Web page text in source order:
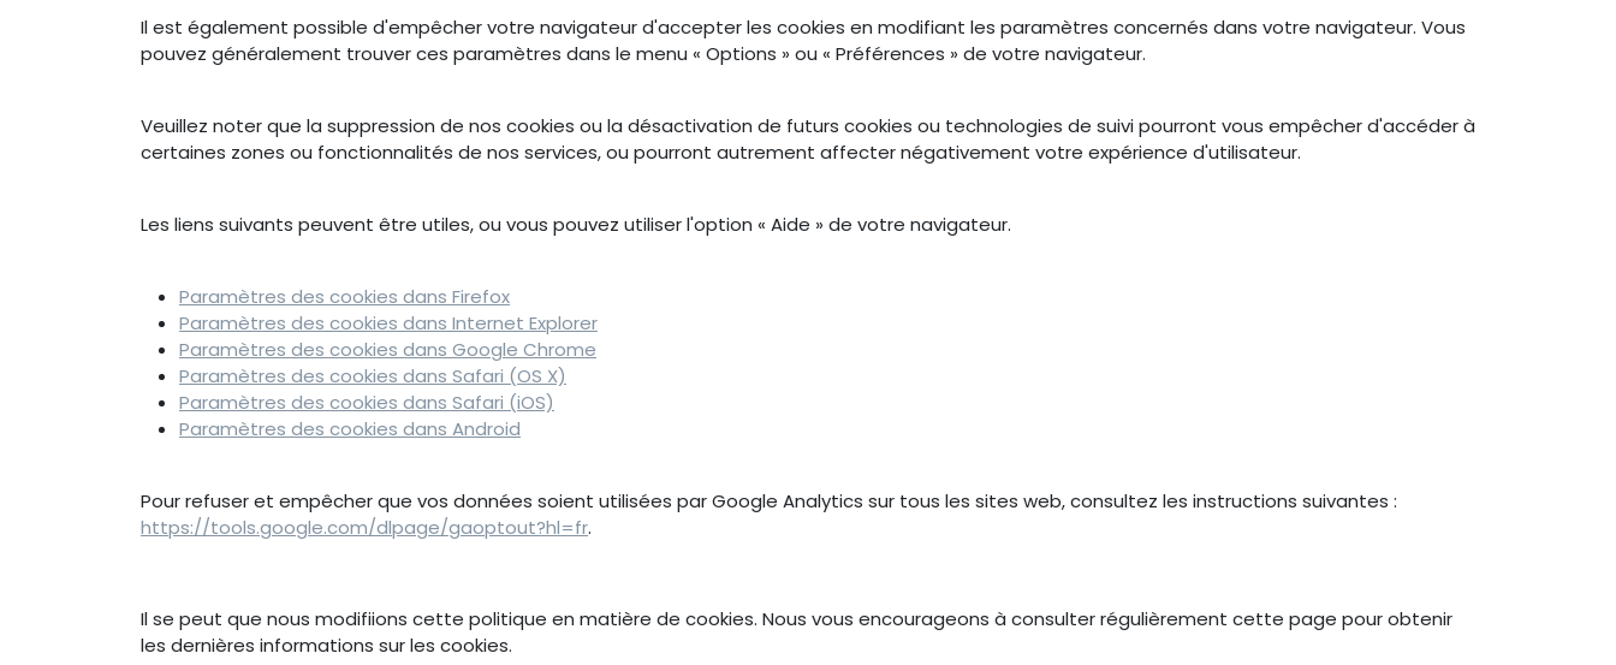
Il est également possible d'empêcher votre navigateur d'accepter les cookies en modifiant les paramètres concernés dans votre navigateur. Vous
pouvez généralement trouver ces paramètres dans le menu « Options » ou « Préférences » de votre navigateur.
Veuillez noter que la suppression de nos cookies ou la désactivation de futurs cookies ou technologies de suivi pourront vous empêcher d'accéder à
certaines zones ou fonctionnalités de nos services, ou pourront autrement affecter négativement votre expérience d'utilisateur.
Les liens suivants peuvent être utiles, ou vous pouvez utiliser l'option « Aide » de votre navigateur.
Paramètres des cookies dans Firefox
Paramètres des cookies dans Internet Explorer
Paramètres des cookies dans Google Chrome
Paramètres des cookies dans Safari (OS X)
Paramètres des cookies dans Safari (iOS)
Paramètres des cookies dans Android
Pour refuser et empêcher que vos données soient utilisées par Google Analytics sur tous les sites web, consultez les instructions suivantes :
https://tools.google.com/dlpage/gaoptout?hl=fr.
Il se peut que nous modifiions cette politique en matière de cookies. Nous vous encourageons à consulter régulièrement cette page pour obtenir
les dernières informations sur les cookies.